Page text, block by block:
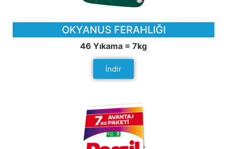
OKYANUS FERAHLIĞI
46 Yıkama = 7kg
İndir